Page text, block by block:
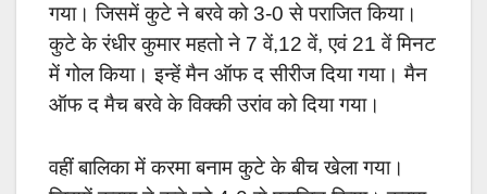
गया। जिसमें कुटे ने बरवे को 3-0 से पराजित किया।
कुटे के रंधीर कुमार महतो ने 7 वें,12 वें, एवं 21 वें मिनट
में गोल किया। इन्हें मैन ऑफ द सीरीज दिया गया। मैन
ऑफ द मैच बरवे के विक्की उरांव को दिया गया।
वहीं बालिका में करमा बनाम कुटे के बीच खेला गया।